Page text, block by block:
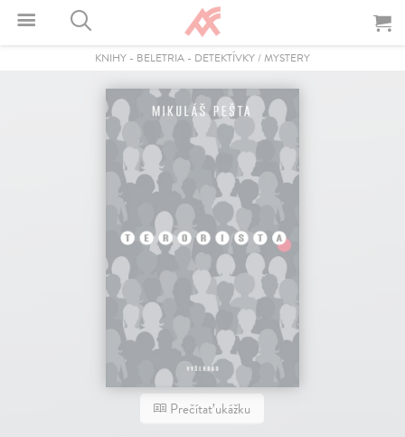
KNIHY - BELETRIA - DETEKTÍVKY / MYSTERY
Prečítať ukážku